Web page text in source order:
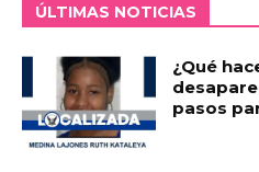
ÚLTIMAS NOTICIAS
¿Qué
pasos